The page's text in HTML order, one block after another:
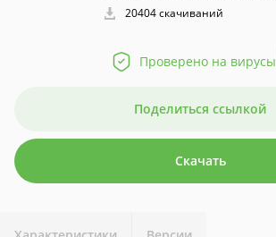
20404 скачиваний
Проверено на вирусы
Поделиться ссылкой
Скачать